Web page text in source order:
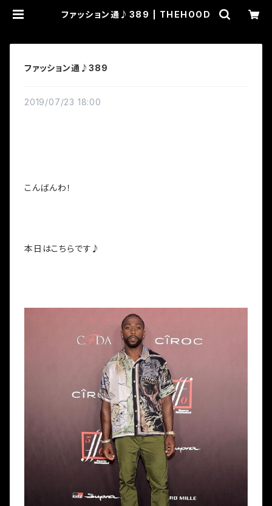
ファッション通♪389 | THEHOOD
ファッション通♪389
2019/07/23 18:00
こんばんわ！
本日はこちらです♪